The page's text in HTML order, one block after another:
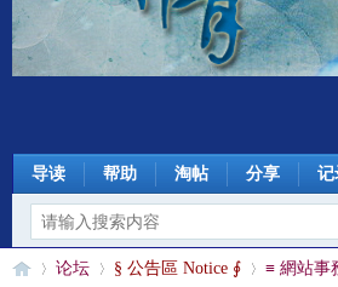
导读 帮助 淘帖 分享 记
论坛 § 公告區 Notice ∮ ≡ 網站事